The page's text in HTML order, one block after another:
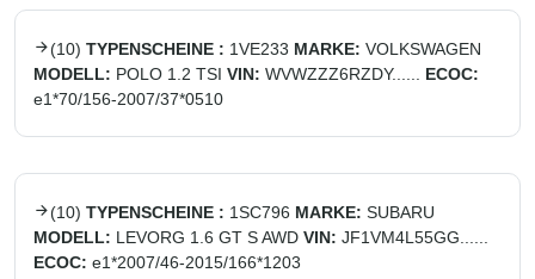
(10) TYPENSCHEINE : 1VE233 MARKE: VOLKSWAGEN
MODELL: POLO 1.2 TSI VIN: WVWZZZ6RZDY......
ECOC:
e1*70/156-2007/37*0510
(10) TYPENSCHEINE : 1SC796 MARKE: SUBARU
MODELL: LEVORG 1.6 GT S AWD VIN: JF1VM4L55GG......
ECOC: e1*2007/46-2015/166*1203